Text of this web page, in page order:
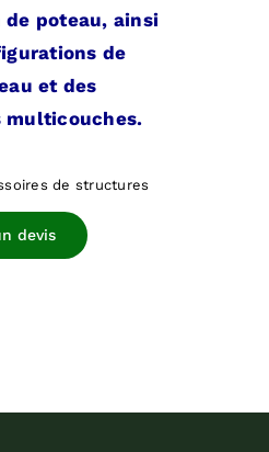
poteau, ainsi
de
et des
multicouches.
de structures
devis